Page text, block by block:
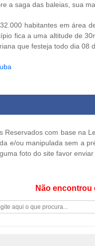
a saga das baleias, sua
habitantes em área
fica a uma altitude de
que festeja todo dia 08
Reservados com base na
e/ou manipulada sem a
foto do site favor
Não